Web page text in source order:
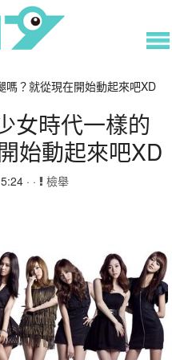
？就從現在開始動起來吧XD
女時代一樣的
始動起來吧XD
· · 檢舉